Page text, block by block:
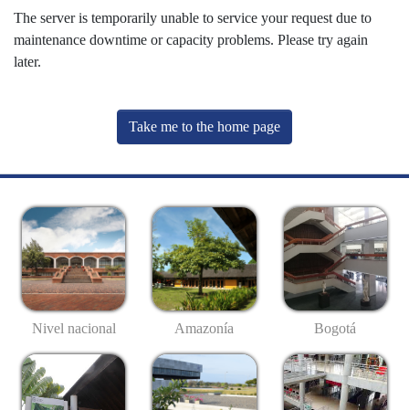
The server is temporarily unable to service your request due to
maintenance downtime or capacity problems. Please try again
later.
Take me to the home page
Nivel nacional Amazonía Bogotá